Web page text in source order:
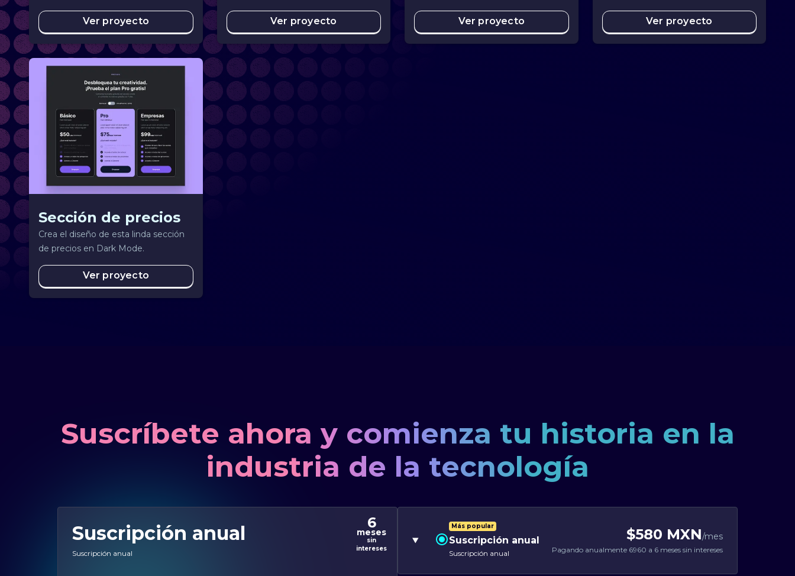
Ver proyecto
reutilizable para todo tipo de
Ver proyecto Ver proyecto Ver proyecto
Sección de precios
Crea el diseño de esta linda sección
de precios en Dark Mode.
Ver proyecto
Suscríbete ahora y comienza tu historia en la
industria de la tecnología
6
meses
sin
intereses
Suscripción anual
Suscripción anual
Más popular
Suscripción anual
Suscripción anual
$580 MXN/mes
Pagando anualmente 6960 a 6 meses sin intereses